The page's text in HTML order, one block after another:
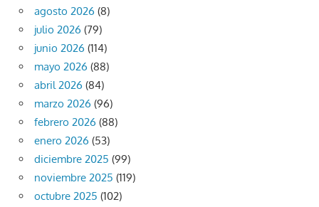
agosto 2026 (8)
julio 2026 (79)
junio 2026 (114)
mayo 2026 (88)
abril 2026 (84)
marzo 2026 (96)
febrero 2026 (88)
enero 2026 (53)
diciembre 2025 (99)
noviembre 2025 (119)
octubre 2025 (102)